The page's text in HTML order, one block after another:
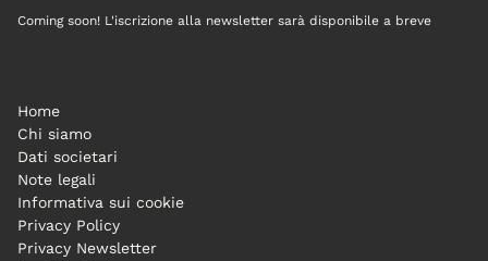
Coming soon! L'iscrizione alla newsletter sarà disponibile a breve
Home
Chi siamo
Dati societari
Note legali
Informativa sui cookie
Privacy Policy
Privacy Newsletter